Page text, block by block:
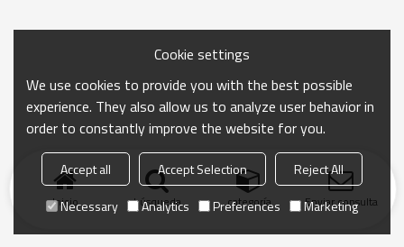
Inicio búsqueda categoría Enviar consulta
Cookie settings
We use cookies to provide you with the best possible
experience. They also allow us to analyze user behavior in
order to constantly improve the website for you.
Accept all Accept Selection
Reject All
Necessary
Analytics Preferences Marketing